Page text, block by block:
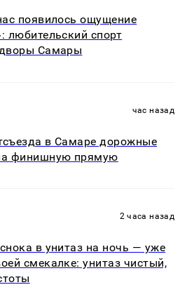
появилось ощущение
любительский спорт
Самары
час назад
в Самаре дорожные
финишную прямую
2 часа назад
в унитаз на ночь — уже
смекалке: унитаз чистый,